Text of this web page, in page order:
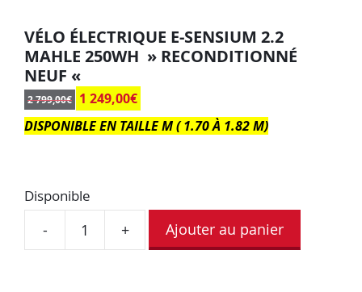
VÉLO ÉLECTRIQUE E-SENSIUM 2.2
MAHLE 250WH » RECONDITIONNÉ
NEUF «
2 799,00€ 1 249,00€
DISPONIBLE EN TAILLE M ( 1.70 À 1.82 M)
Disponible
- + Ajouter au panier